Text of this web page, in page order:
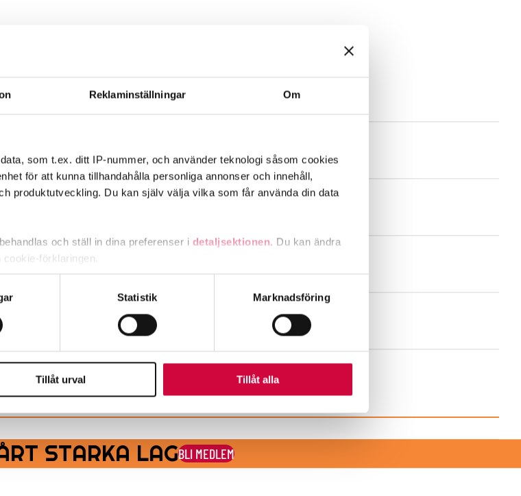
Reklaminställningar Om
som t.ex. ditt IP-nummer, och använder teknologi såsom cookies
för att kunna tillhandahålla personliga annonser och innehåll,
produktutveckling. Du kan själv välja vilka som får använda din data
och ställ in dina preferenser i detaljsektionen. Du kan ändra
förklaringen.
och annonserna till användarna, tillhandahålla funktioner för
som vi samarbetar med. Dessa kan i sin tur kombinera informationen
Statistik Marknadsföring
Tillåt urval Tillåt alla
beredskap under drönarhot
skjuts framåt
STARKA LAGBLI MEDLEM